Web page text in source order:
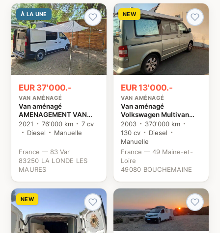
À LA UNE
EUR 37'000.-
VAN AMÉNAGÉ
Van aménagé
AMENAGEMENT VAN
MANIA KIT NORD
TRAFIC 3 Renault
2021 76'000 km
7 cv
Diesel
Manuelle
France — 83 Var
83250 LA LONDE LES
MAURES
NEW
EUR 13'000.-
VAN AMÉNAGÉ
Van aménagé
Volkswagen Multivan
TDI 130 VW
2003
370'000 km
130 cv
Diesel
Manuelle
France — 49 Maine-et-
Loire
49080 BOUCHEMAINE
NEW